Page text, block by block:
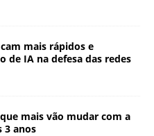
mais rápidos e
de IA na defesa das redes
mais vão mudar com a
3 anos